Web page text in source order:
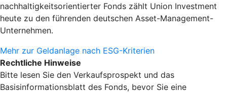
nachhaltigkeitsorientierter Fonds zählt Union Investment
heute zu den führenden deutschen Asset-Management-
Unternehmen.
Mehr zur Geldanlage nach ESG-Kriterien
Rechtliche Hinweise
Bitte lesen Sie den Verkaufsprospekt und das
Basisinformationsblatt des Fonds, bevor Sie eine